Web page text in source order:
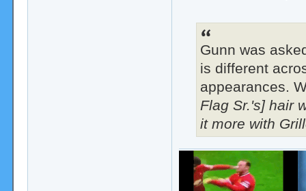
Gunn was
is different
appearances.
Flag Sr.'s] hair
it more with